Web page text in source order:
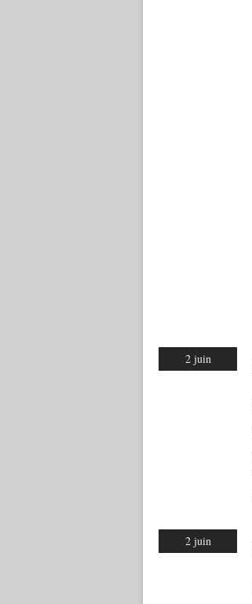
2 juin
2 juin